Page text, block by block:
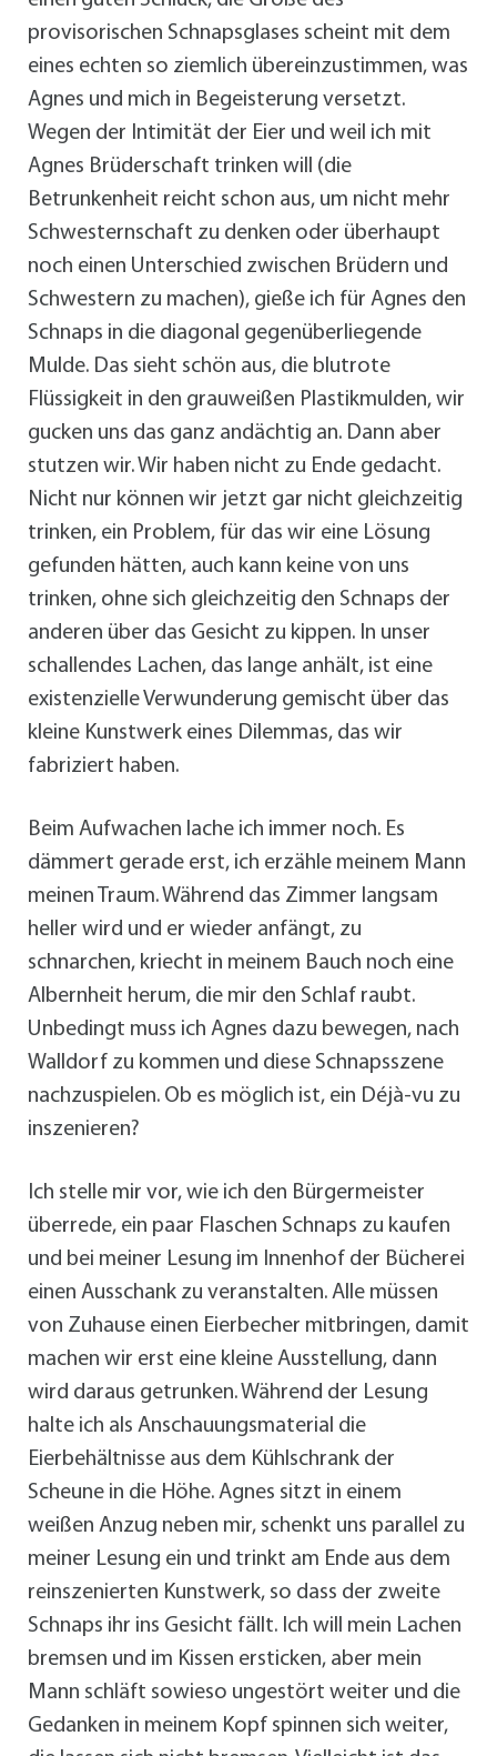
provisorischen Schnapsglases scheint mit dem
eines echten so ziemlich übereinzustimmen, was
Agnes und mich in Begeisterung versetzt.
Wegen der Intimität der Eier und weil ich mit
Agnes Brüderschaft trinken will (die
Betrunkenheit reicht schon aus, um nicht mehr
Schwesternschaft zu denken oder überhaupt
noch einen Unterschied zwischen Brüdern und
Schwestern zu machen), gieße ich für Agnes den
Schnaps in die diagonal gegenüberliegende
Mulde. Das sieht schön aus, die blutrote
Flüssigkeit in den grauweißen Plastikmulden, wir
gucken uns das ganz andächtig an. Dann aber
stutzen wir. Wir haben nicht zu Ende gedacht.
Nicht nur können wir jetzt gar nicht gleichzeitig
trinken, ein Problem, für das wir eine Lösung
gefunden hätten, auch kann keine von uns
trinken, ohne sich gleichzeitig den Schnaps der
anderen über das Gesicht zu kippen. In unser
schallendes Lachen, das lange anhält, ist eine
existenzielle Verwunderung gemischt über das
kleine Kunstwerk eines Dilemmas, das wir
fabriziert haben.
Beim Aufwachen lache ich immer noch. Es
dämmert gerade erst, ich erzähle meinem Mann
meinen Traum. Während das Zimmer langsam
heller wird und er wieder anfängt, zu
schnarchen, kriecht in meinem Bauch noch eine
Albernheit herum, die mir den Schlaf raubt.
Unbedingt muss ich Agnes dazu bewegen, nach
Walldorf zu kommen und diese Schnapsszene
nachzuspielen. Ob es möglich ist, ein Déjà-vu zu
inszenieren?
Ich stelle mir vor, wie ich den Bürgermeister
überrede, ein paar Flaschen Schnaps zu kaufen
und bei meiner Lesung im Innenhof der Bücherei
einen Ausschank zu veranstalten. Alle müssen
von Zuhause einen Eierbecher mitbringen, damit
machen wir erst eine kleine Ausstellung, dann
wird daraus getrunken. Während der Lesung
halte ich als Anschauungsmaterial die
Eierbehältnisse aus dem Kühlschrank der
Scheune in die Höhe. Agnes sitzt in einem
weißen Anzug neben mir, schenkt uns parallel zu
meiner Lesung ein und trinkt am Ende aus dem
reinszenierten Kunstwerk, so dass der zweite
Schnaps ihr ins Gesicht fällt. Ich will mein Lachen
bremsen und im Kissen ersticken, aber mein
Mann schläft sowieso ungestört weiter und die
Gedanken in meinem Kopf spinnen sich weiter,